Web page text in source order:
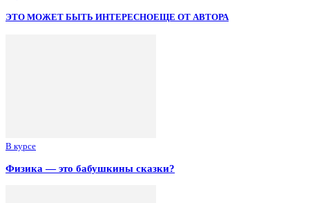
ЭТО МОЖЕТ БЫТЬ ИНТЕРЕСНОЕЩЕ ОТ АВТОРА
В курсе
Физика — это бабушкины сказки?